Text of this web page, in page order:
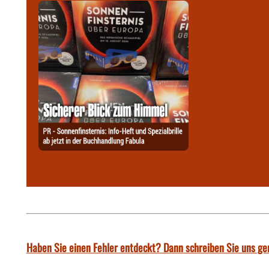
Haben Sie einen Fehler entdeckt? Dann schreiben Sie uns